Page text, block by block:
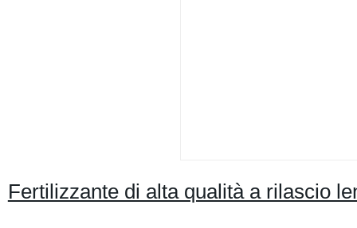
Fertilizzante di alta qualità a rilascio